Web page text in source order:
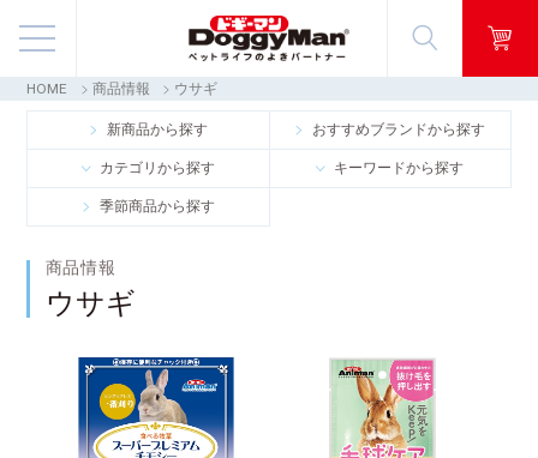
商品情報
映像ギャラリー
お客様窓口・Q＆A
会社情報
採用情報
HOME 商品情報 ウサギ
新商品から探す おすすめブランドから探す
カテゴリから探す キーワードから探す
季節商品から探す
商品情報
ウサギ